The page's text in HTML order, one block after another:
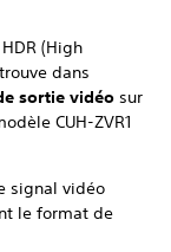
(High
dans
sortie vidéo sur
CUH-ZVR1
signal vidéo
le format de